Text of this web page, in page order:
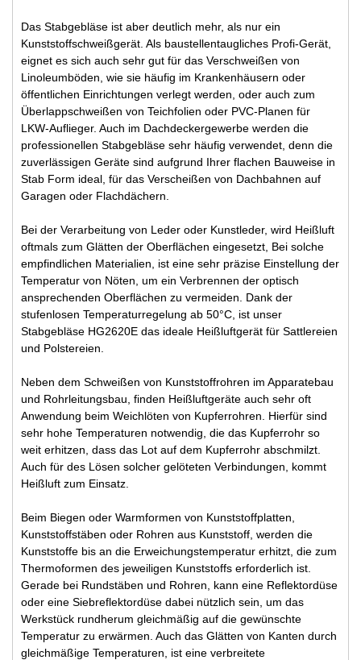
Das Stabgebläse ist aber deutlich mehr, als nur ein
Kunststoffschweißgerät. Als baustellentaugliches Profi-Gerät,
eignet es sich auch sehr gut für das Verschweißen von
Linoleumböden, wie sie häufig im Krankenhäusern oder
öffentlichen Einrichtungen verlegt werden, oder auch zum
Überlappschweißen von Teichfolien oder PVC-Planen für
LKW-Auflieger. Auch im Dachdeckergewerbe werden die
professionellen Stabgebläse sehr häufig verwendet, denn die
zuverlässigen Geräte sind aufgrund Ihrer flachen Bauweise in
Stab Form ideal, für das Verscheißen von Dachbahnen auf
Garagen oder Flachdächern.
Bei der Verarbeitung von Leder oder Kunstleder, wird Heißluft
oftmals zum Glätten der Oberflächen eingesetzt, Bei solche
empfindlichen Materialien, ist eine sehr präzise Einstellung der
Temperatur von Nöten, um ein Verbrennen der optisch
ansprechenden Oberflächen zu vermeiden. Dank der
stufenlosen Temperaturregelung ab 50°C, ist unser
Stabgebläse HG2620E das ideale Heißluftgerät für Sattlereien
und Polstereien.
Neben dem Schweißen von Kunststoffrohren im Apparatebau
und Rohrleitungsbau, finden Heißluftgeräte auch sehr oft
Anwendung beim Weichlöten von Kupferrohren. Hierfür sind
sehr hohe Temperaturen notwendig, die das Kupferrohr so
weit erhitzen, dass das Lot auf dem Kupferrohr abschmilzt.
Auch für des Lösen solcher gelöteten Verbindungen, kommt
Heißluft zum Einsatz.
Beim Biegen oder Warmformen von Kunststoffplatten,
Kunststoffstäben oder Rohren aus Kunststoff, werden die
Kunststoffe bis an die Erweichungstemperatur erhitzt, die zum
Thermoformen des jeweiligen Kunststoffs erforderlich ist.
Gerade bei Rundstäben und Rohren, kann eine Reflektordüse
oder eine Siebreflektordüse dabei nützlich sein, um das
Werkstück rundherum gleichmäßig auf die gewünschte
Temperatur zu erwärmen. Auch das Glätten von Kanten durch
gleichmäßige Temperaturen, ist eine verbreitete